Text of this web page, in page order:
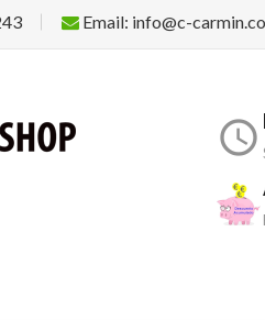
Email: info@c-
access_time